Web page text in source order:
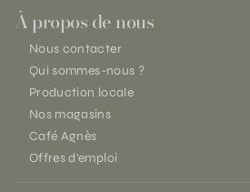
À propos de nous
Nous contacter
Qui sommes-nous ?
Production locale
Nos magasins
Café Agnès
Offres d'emploi